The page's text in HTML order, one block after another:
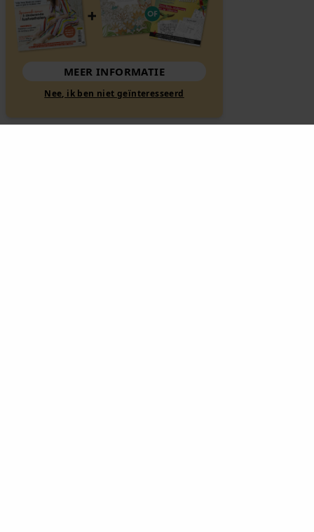
MEER INFORMATIE
Nee, ik ben niet geïnteresseerd